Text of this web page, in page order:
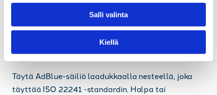
Salli valinta
Kiellä
pakkaselta. Jos autotalli ei ole mahdollinen, voit
käyttää lohkolämmitintä, joka pitää moottorin ja
lähialueiden lämpötilan korkeampana. Tämä
auttaa myös AdBlue-säiliön ja putkiston
lämpötilan hallinnassa.
Täytä AdBlue-säiliö laadukkaalla nesteellä, joka
täyttää ISO 22241 -standardin. Halpa tai